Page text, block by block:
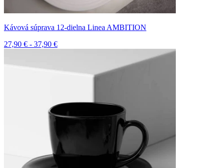
Kávová súprava 12-dielna Linea AMBITION
27,90 € - 37,90 €